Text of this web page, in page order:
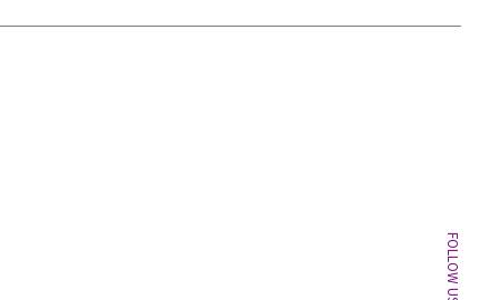
校本部電話: 03-5715131
FOLLOW US